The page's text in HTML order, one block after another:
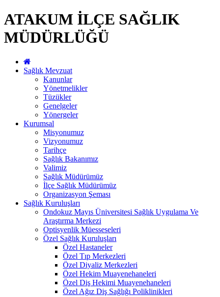
ATAKUM İLÇE SAĞLIK
MÜDÜRLÜĞÜ
Sağlık Mevzuat
Kanunlar
Yönetmelikler
Tüzükler
Genelgeler
Yönergeler
Kurumsal
Misyonumuz
Vizyonumuz
Tarihçe
Sağlık Bakanımız
Valimiz
Sağlık Müdürümüz
İlçe Sağlık Müdürümüz
Organizasyon Şeması
Sağlık Kuruluşları
Ondokuz Mayıs Üniversitesi Sağlık Uygulama Ve
Araştırma Merkezi
Optisyenlik Müesseseleri
Özel Sağlık Kuruluşları
Özel Hastaneler
Özel Tıp Merkezleri
Özel Diyaliz Merkezleri
Özel Hekim Muayenehaneleri
Özel Diş Hekimi Muayenehaneleri
Özel Ağız Diş Sağlığı Poliklinikleri